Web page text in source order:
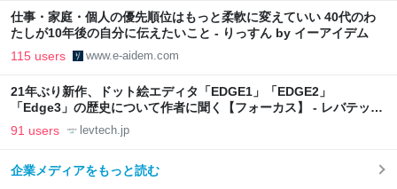
仕事・家庭・個人の優先順位はもっと柔軟に変えていい 40代のわ
たしが10年後の自分に伝えたいこと - りっすん by イーアイデム
115 users www.e-aidem.com
21年ぶり新作、ドット絵エディタ「EDGE1」「EDGE2」
「Edge3」の歴史について作者に聞く【フォーカス】 - レバテック
LAB
91 users levtech.jp
企業メディアをもっと読む